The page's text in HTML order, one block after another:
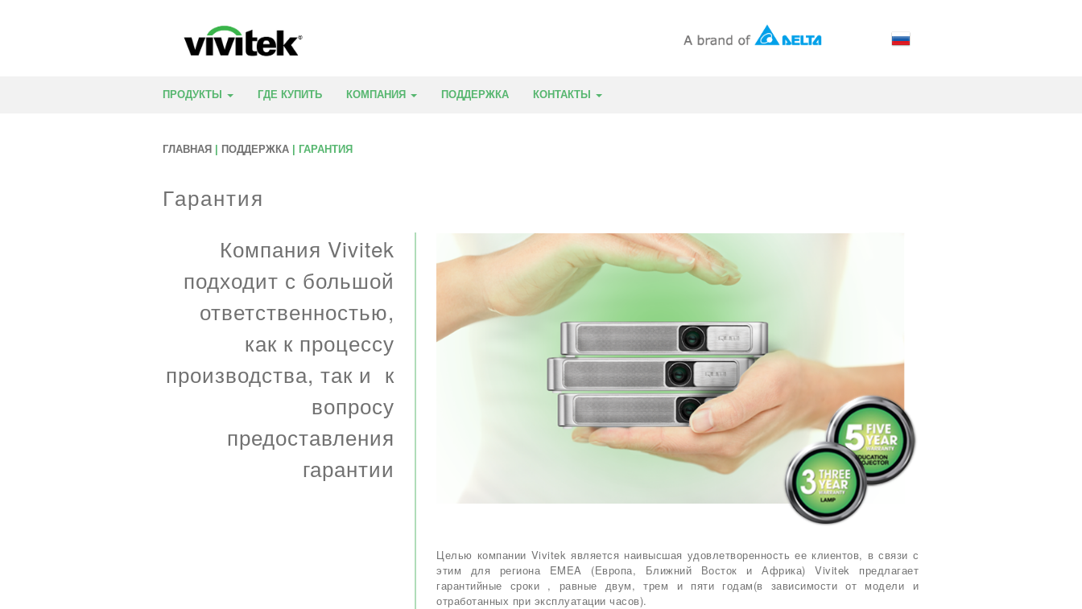
ПРОДУКТЫ ГДЕ КУПИТЬ КОМПАНИЯ ПОДДЕРЖКА КОНТАКТЫ
ГЛАВНАЯ ПОДДЕРЖКА | ГАРАНТИЯ
Гарантия
Компания Vivitek
подходит с большой
ответственностью,
как к процессу
производства, так и к
вопросу
предоставления
гарантии
Целью компании Vivitek является наивысшая удовлетворенность ее клиентов, в связи с
этим для региона EMEA (Европа, Ближний Восток и Африка) Vivitek предлагает
гарантийные сроки , равные двум, трем и пяти годам(в зависимости от модели и
отработанных при эксплуатации часов).